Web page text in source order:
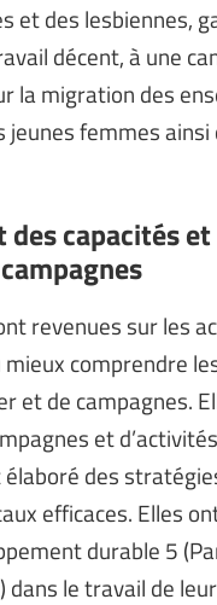
et des lesbiennes,
décent, à une
la migration des
femmes
des capacités
revenues sur les
comprendre
et de campagnes.
et
élaboré des
efficaces. Elles
durable 5
le travail de